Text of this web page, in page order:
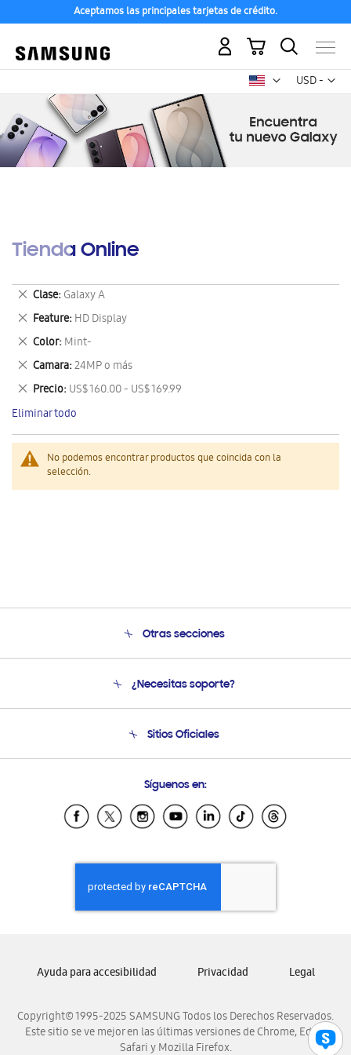
Aceptamos las principales tarjetas de crédito.
USD -
dólar
Mi carrito
Tienda Online
No podemos encontrar productos que coincida con la
selección.
Clase Galaxy A
Eliminar
este
artículo
Feature HD Display
Eliminar
este
artículo
Color Mint-
Eliminar
este
artículo
Camara 24MP o más
Eliminar
este
artículo
Precio US$ 160.00 - US$ 169.99
Eliminar
este
artículo
Eliminar todo
Otras secciones
Soporte
Condiciones de Compra
¿Necesitas soporte?
Soporte vía eMail
Sitios Oficiales
Samsung Ecuador
Samsung El Salvador
Samsung Honduras
Samsung Nicaragua
Samsung Panamá
Samsung Venezuela
Síguenos en:
Copyright© 1995-2025 SAMSUNG Todos los Derechos Reservados.
Este sitio se ve mejor en las últimas versiones de Chrome, Edge,
Safari y Mozilla Firefox.
Ayuda para accesibilidad Privacidad Legal